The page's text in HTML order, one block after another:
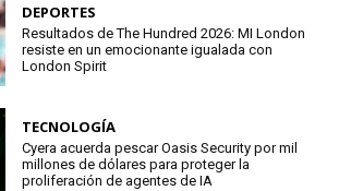
DEPORTES
Resultados de The Hundred 2026: MI London
resiste en un emocionante igualada con
London Spirit
TECNOLOGÍA
Cyera acuerda pescar Oasis Security por mil
millones de dólares para proteger la
proliferación de agentes de IA